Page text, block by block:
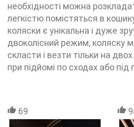
необхідності можна
легкістю помістяться в
коляски є унікальна і дуже
двоколісний режим, коляску
скласти і везти тільки на
при підйомі по сходах або під
69